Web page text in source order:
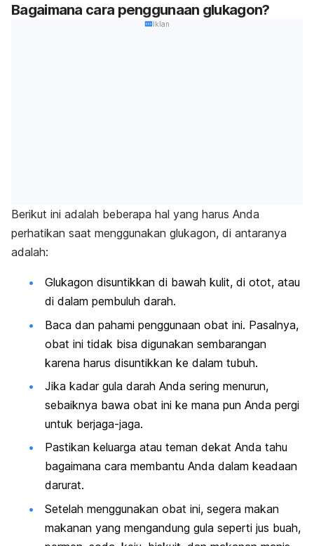
Bagaimana cara penggunaan glukagon?
Iklan
Berikut ini adalah beberapa hal yang harus Anda
perhatikan saat menggunakan glukagon, di antaranya
adalah:
Glukagon disuntikkan di bawah kulit, di otot, atau
di dalam pembuluh darah.
Baca dan pahami penggunaan obat ini. Pasalnya,
obat ini tidak bisa digunakan sembarangan
karena harus disuntikkan ke dalam tubuh.
Jika kadar gula darah Anda sering menurun,
sebaiknya bawa obat ini ke mana pun Anda pergi
untuk berjaga-jaga.
Pastikan keluarga atau teman dekat Anda tahu
bagaimana cara membantu Anda dalam keadaan
darurat.
Setelah menggunakan obat ini, segera makan
makanan yang mengandung gula seperti jus buah,